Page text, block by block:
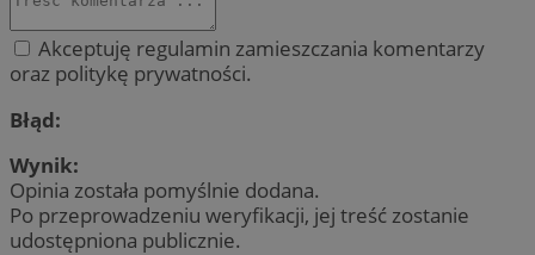
Akceptuję regulamin zamieszczania komentarzy
oraz politykę prywatności.
Błąd:
Wynik:
Opinia została pomyślnie dodana.
Po przeprowadzeniu weryfikacji, jej treść zostanie
udostępniona publicznie.